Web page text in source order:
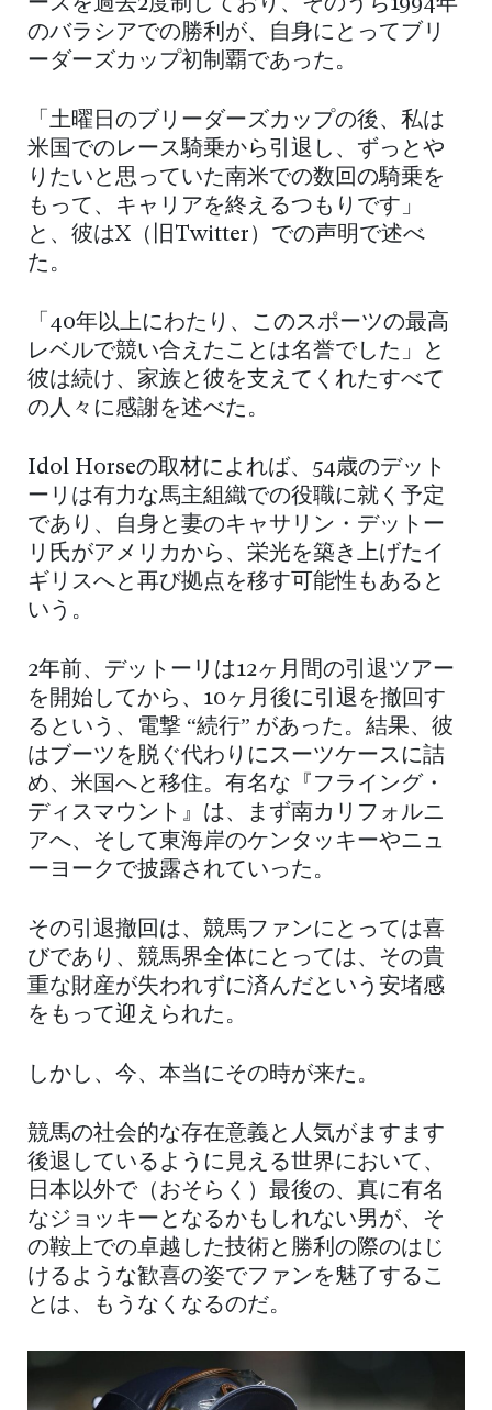
ースを過去2度制しており、そのうち1994年
のバラシアでの勝利が、自身にとってブリ
ーダーズカップ初制覇であった。
「土曜日のブリーダーズカップの後、私は
米国でのレース騎乗から引退し、ずっとや
りたいと思っていた南米での数回の騎乗を
もって、キャリアを終えるつもりです」
と、彼はX（旧Twitter）での声明で述べ
た。
「40年以上にわたり、このスポーツの最高
レベルで競い合えたことは名誉でした」と
彼は続け、家族と彼を支えてくれたすべて
の人々に感謝を述べた。
Idol Horseの取材によれば、54歳のデット
ーリは有力な馬主組織での役職に就く予定
であり、自身と妻のキャサリン・デットー
リ氏がアメリカから、栄光を築き上げたイ
ギリスへと再び拠点を移す可能性もあると
いう。
2年前、デットーリは12ヶ月間の引退ツアー
を開始してから、10ヶ月後に引退を撤回す
るという、電撃 “続行” があった。結果、彼
はブーツを脱ぐ代わりにスーツケースに詰
め、米国へと移住。有名な『フライング・
ディスマウント』は、まず南カリフォルニ
アへ、そして東海岸のケンタッキーやニュ
ーヨークで披露されていった。
その引退撤回は、競馬ファンにとっては喜
びであり、競馬界全体にとっては、その貴
重な財産が失われずに済んだという安堵感
をもって迎えられた。
しかし、今、本当にその時が来た。
競馬の社会的な存在意義と人気がますます
後退しているように見える世界において、
日本以外で（おそらく）最後の、真に有名
なジョッキーとなるかもしれない男が、そ
の鞍上での卓越した技術と勝利の際のはじ
けるような歓喜の姿でファンを魅了するこ
とは、もうなくなるのだ。